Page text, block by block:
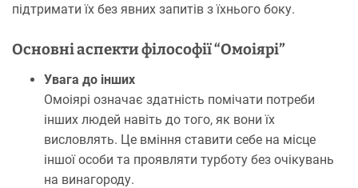
підтримати їх без явних запитів з їхнього боку.
Основні аспекти філософії “Омоіярі”
Увага до інших
Омоіярі означає здатність помічати потреби
інших людей навіть до того, як вони їх
висловлять. Це вміння ставити себе на місце
іншої особи та проявляти турботу без очікувань
на винагороду.